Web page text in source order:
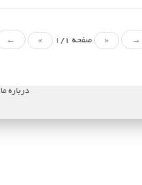
→
« صفحه 1/1 »
←
درباره ما